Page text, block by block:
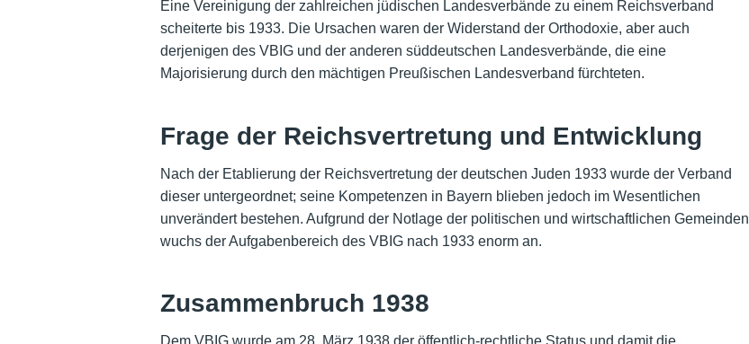
Eine Vereinigung der zahlreichen jüdischen Landesverbände zu einem Reichsverband
scheiterte bis 1933. Die Ursachen waren der Widerstand der Orthodoxie, aber auch
derjenigen des VBIG und der anderen süddeutschen Landesverbände, die eine
Majorisierung durch den mächtigen Preußischen Landesverband fürchteten.
Frage der Reichsvertretung und Entwicklung
Nach der Etablierung der Reichsvertretung der deutschen Juden 1933 wurde der Verband
dieser untergeordnet; seine Kompetenzen in Bayern blieben jedoch im Wesentlichen
unverändert bestehen. Aufgrund der Notlage der politischen und wirtschaftlichen Gemeinden
wuchs der Aufgabenbereich des VBIG nach 1933 enorm an.
Zusammenbruch 1938
Dem VBIG wurde am 28. März 1938 der öffentlich-rechtliche Status und damit die